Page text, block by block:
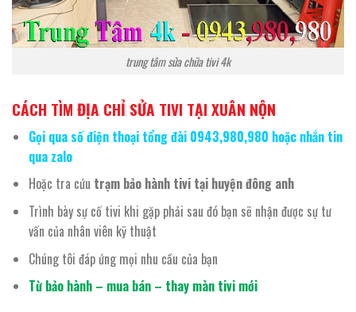
trung tâm sửa chữa tivi 4k
CÁCH TÌM ĐỊA CHỈ SỬA TIVI TẠI XUÂN NỘN
Gọi qua số điện thoại tổng đài 0943,980,980 hoặc nhắn tin
qua zalo
Hoặc tra cứu trạm bảo hành tivi tại huyện đông anh
Trình bày sự cố tivi khi gặp phải sau đó bạn sẽ nhận được sự tư
vấn của nhân viên kỹ thuật
Chúng tôi đáp ứng mọi nhu cầu của bạn
Từ bảo hành – mua bán – thay màn tivi mới